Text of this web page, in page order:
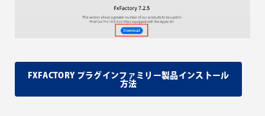
FXFACTORY プラグインファミリー製品インストール
方法